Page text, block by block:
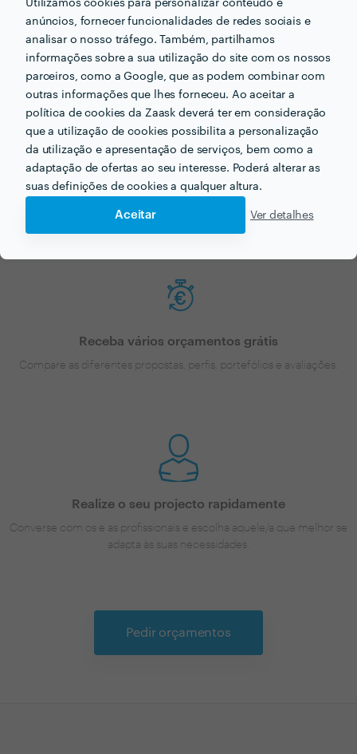
Utilizamos cookies para personalizar conteúdo e
anúncios, fornecer funcionalidades de redes sociais e
analisar o nosso tráfego. Também, partilhamos
informações sobre a sua utilização do site com os nossos
parceiros, como a Google, que as podem combinar com
outras informações que lhes forneceu. Ao aceitar a
política de cookies da Zaask deverá ter em consideração
que a utilização de cookies possibilita a personalização
da utilização e apresentação de serviços, bem como a
adaptação de ofertas ao seu interesse. Poderá alterar as
suas definições de cookies a qualquer altura.
Aceitar Ver detalhes
o profissional certo para si!
Faça o seu pedido sem compromisso
Preencha um breve questionário explicando-nos aquilo de que
necessita.
Receba vários orçamentos grátis
Compare as diferentes propostas, perfis, portefólios e avaliações.
Realize o seu projecto rapidamente
Converse com os e as profissionais e escolha aquele/a que melhor se
adapta às suas necessidades.
Pedir orçamentos